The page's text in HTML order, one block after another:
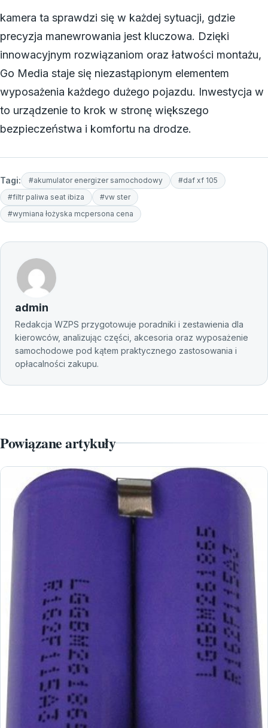
kamera ta sprawdzi się w każdej sytuacji, gdzie
precyzja manewrowania jest kluczowa. Dzięki
innowacyjnym rozwiązaniom oraz łatwości montażu,
Go Media staje się niezastąpionym elementem
wyposażenia każdego dużego pojazdu. Inwestycja w
to urządzenie to krok w stronę większego
bezpieczeństwa i komfortu na drodze.
Tagi: #akumulator energizer samochodowy
#daf xf 105
#filtr paliwa seat ibiza
#vw ster
#wymiana łożyska mcpersona cena
admin
Redakcja WZPS przygotowuje poradniki i zestawienia dla
kierowców, analizując części, akcesoria oraz wyposażenie
samochodowe pod kątem praktycznego zastosowania i
opłacalności zakupu.
Powiązane artykuły